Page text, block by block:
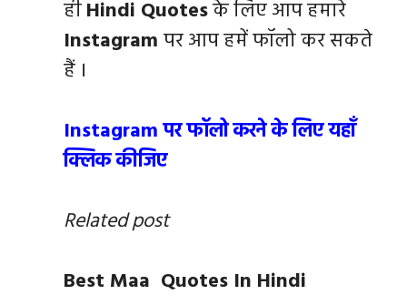
हीHindi Quotesके लिए आप हमारे
Instagram पर आप हमें फॉलो कर सकते
हैं ।
Instagram पर फॉलो करने के लिए यहाँ
क्लिक कीजिए
Related post
Best Maa Quotes In Hindi